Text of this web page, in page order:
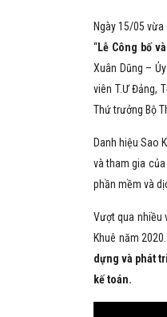
Ngày 15/05
“Lễ Công bố
Xuân Dũng –
viên T.Ư Đảng,
Thứ trưởng Bộ
Danh hiệu Sao
và tham gia
phần mềm và
Vượt qua nhiều
Khuê năm
dựng và phát
kế toán.